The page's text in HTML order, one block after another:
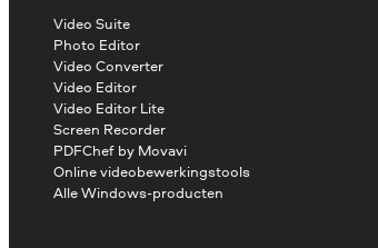
Video Suite
Photo Editor
Video Converter
Video Editor
Video Editor Lite
Screen Recorder
PDFChef by Movavi
Online videobewerkingstools
Alle Windows-producten